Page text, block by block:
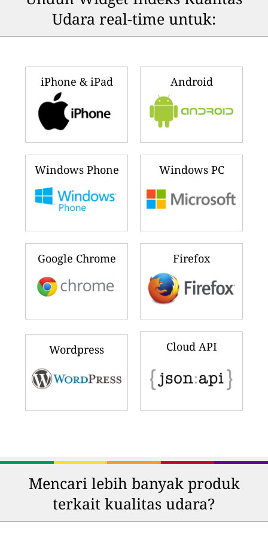
Udara real-time untuk:
iPhone & iPad Android
Windows Phone Windows PC
Google Chrome Firefox
Wordpress Cloud API
Mencari lebih banyak produk
terkait kualitas udara?